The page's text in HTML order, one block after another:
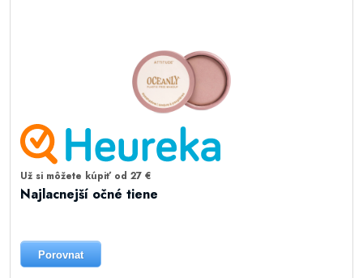
Už si môžete kúpiť od 27 €
Najlacnejší očné tiene
Porovnat